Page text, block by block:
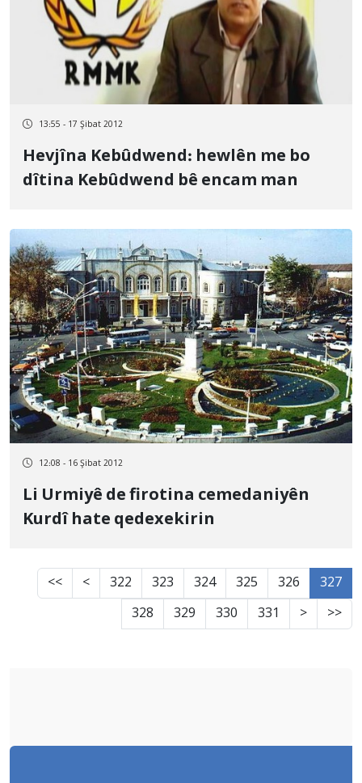
13:55 - 17 Şibat 2012
Hevjîna Kebûdwend: hewlên me bo
dîtina Kebûdwend bê encam man
12:08 - 16 Şibat 2012
Li Urmiyê de firotina cemedaniyên
Kurdî hate qedexekirin
<< < 322 323 324 325 326
327
328
329 330 331 > >>